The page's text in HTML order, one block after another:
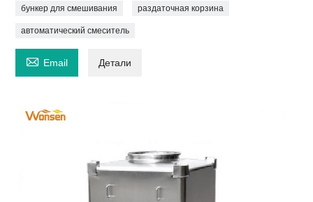
бункер для смешивания раздаточная корзина
автоматический смеситель
 Email Детали